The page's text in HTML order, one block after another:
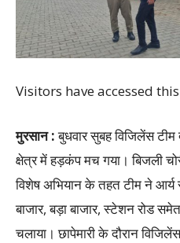
Visitors have accessed
मुरसान :बुधवार सुबह विजिलेंस टीम
क्षेत्र में हड़कंप मच गया। बिजली
विशेष अभियान के तहत टीम ने आर्य
बाजार, बड़ा बाजार, स्टेशन रोड
चलाया। छापेमारी के दौरान